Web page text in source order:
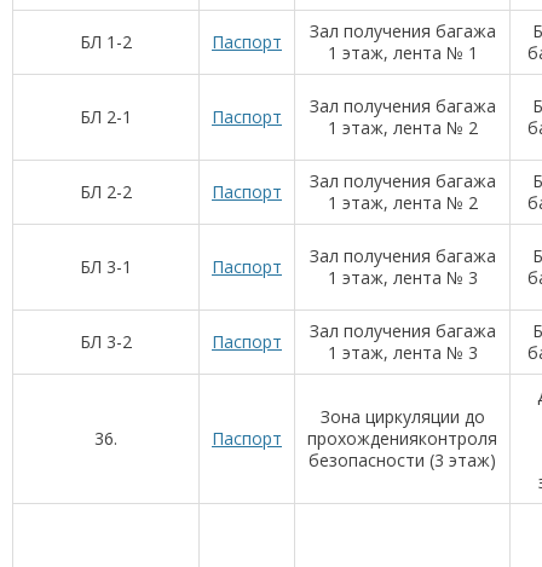
БЛ 1-2 Паспорт
Зал получения багажа
1 этаж, лента № 1
БЛ 2-1 Паспорт
Зал получения багажа
1 этаж, лента № 2
БЛ 2-2 Паспорт
Зал получения багажа
1 этаж, лента № 2
БЛ 3-1 Паспорт
Зал получения багажа
1 этаж, лента № 3
БЛ 3-2 Паспорт
Зал получения багажа
1 этаж, лента № 3
36. Паспорт
Зона циркуляции до
прохожденияконтроля
безопасности (3 этаж)